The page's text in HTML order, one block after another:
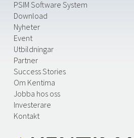
PSIM Software System
Download
Nyheter
Event
Utbildningar
Partner
Success Stories
Om Kentima
Jobba hos oss
Investerare
Kontakt